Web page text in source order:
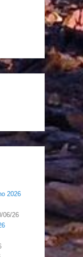
2026
06/26